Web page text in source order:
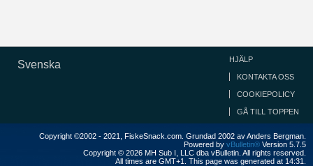
Svenska HJÄLP
KONTAKTA OSS
COOKIEPOLICY
GÅ TILL TOPPEN
Copyright ©2002 - 2021, FiskeSnack.com. Grundad 2002 av Anders Bergman.
Powered by vBulletin® Version 5.7.5
Copyright © 2026 MH Sub I, LLC dba vBulletin. All rights reserved.
All times are GMT+1. This page was generated at 14:31.